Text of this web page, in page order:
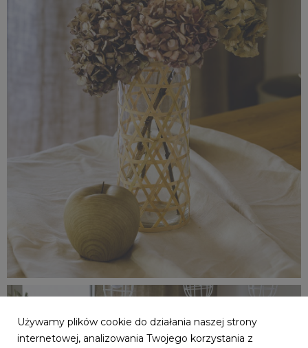
_56A1397.jpg
3,44 MB
Używamy plików cookie do działania naszej strony
internetowej, analizowania Twojego korzystania z